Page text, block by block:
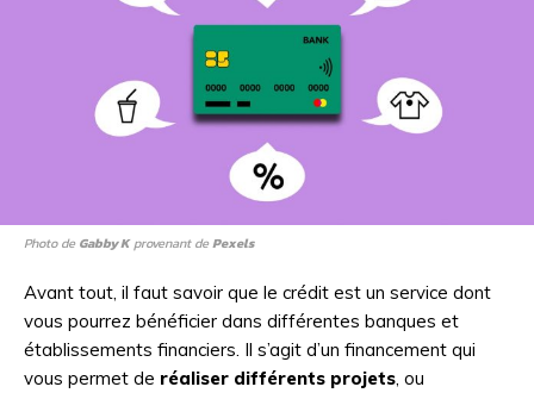
Photo deGabby Kprovenant dePexels
Avant tout, il faut savoir que le crédit est un service dont
vous pourrez bénéficier dans différentes banques et
établissements financiers. Il s’agit d’un financement qui
vous permet de réaliser différents projets , ou